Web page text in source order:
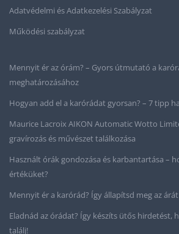
Adatvédelmi és Adatkezelési Szabályzat
Működési szabályzat
Mennyit ér az órám? – Gyors útmutató a
meghatározásához
Hogyan add el a karórádat gyorsan? – 7 tipp
Maurice Lacroix AIKON Automatic Wotto
gravírozás és művészet találkozása
Használt órák gondozása és karbantartása –
értéküket?
Mennyit ér a karórád? Így állapítsd meg az
Eladnád az órádat? Így készíts ütős hirdetést,
találj!